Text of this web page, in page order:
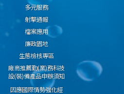
多元服務
射擊通報
檔案應用
廉政園地
生態檢核專區
廠商推薦勤(業)務科技
設(裝)備產品申辦須知
因應國際情勢強化經